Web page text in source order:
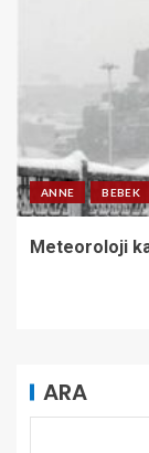
ANNE BEBEK
Meteoroloji
ARA